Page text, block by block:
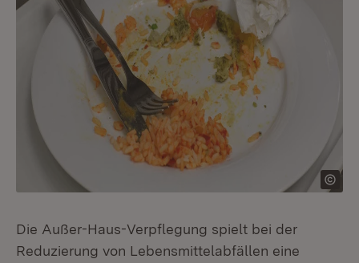
Die Außer-Haus-Verpflegung spielt bei der
Reduzierung von Lebensmittelabfällen eine